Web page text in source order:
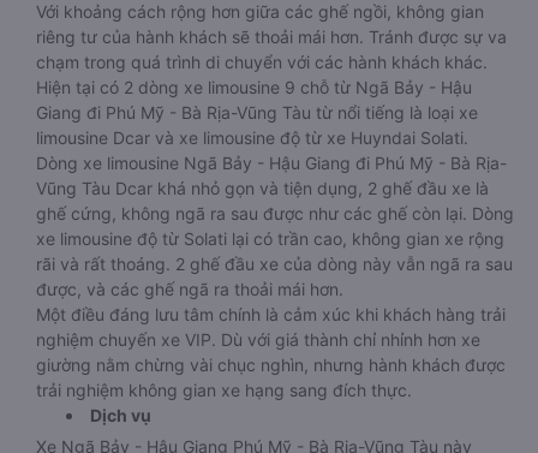
Với khoảng cách rộng hơn giữa các ghế ngồi, không gian
riêng tư của hành khách sẽ thoải mái hơn. Tránh được sự va
chạm trong quá trình di chuyển với các hành khách khác.
Hiện tại có 2 dòng xe limousine 9 chỗ từ Ngã Bảy - Hậu
Giang đi Phú Mỹ - Bà Rịa-Vũng Tàu từ nổi tiếng là loại xe
limousine Dcar và xe limousine độ từ xe Huyndai Solati.
Dòng xe limousine Ngã Bảy - Hậu Giang đi Phú Mỹ - Bà Rịa-
Vũng Tàu Dcar khá nhỏ gọn và tiện dụng, 2 ghế đầu xe là
ghế cứng, không ngã ra sau được như các ghế còn lại. Dòng
xe limousine độ từ Solati lại có trần cao, không gian xe rộng
rãi và rất thoáng. 2 ghế đầu xe của dòng này vẫn ngã ra sau
được, và các ghế ngã ra thoải mái hơn.
Một điều đáng lưu tâm chính là cảm xúc khi khách hàng trải
nghiệm chuyến xe VIP. Dù với giá thành chỉ nhỉnh hơn xe
giường nằm chừng vài chục nghìn, nhưng hành khách được
trải nghiệm không gian xe hạng sang đích thực.
Dịch vụ
Xe Ngã Bảy - Hậu Giang Phú Mỹ - Bà Rịa-Vũng Tàu này